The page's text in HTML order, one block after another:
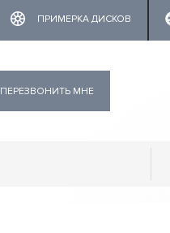
ПРИМЕРКА ДИСКОВ
ПЕРЕЗВОНИТЬ МНЕ